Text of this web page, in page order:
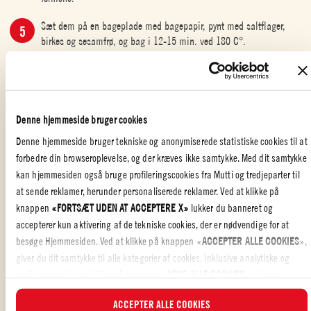
Denne hjemmeside bruger cookies
Denne hjemmeside bruger tekniske og anonymiserede statistiske cookies til at
forbedre din browseroplevelse, og der kræves ikke samtykke. Med dit samtykke
kan hjemmesiden også bruge profileringscookies fra Mutti og tredjeparter til
at sende reklamer, herunder personaliserede reklamer. Ved at klikke på
knappen «FORTSÆT UDEN AT ACCEPTERE X» lukker du banneret og
accepterer kun aktivering af de tekniske cookies, der er nødvendige for at
besøge Hjemmesiden. Ved at klikke på knappen «ACCEPTER ALLE COOKIES»,
giver du dit samtykke til alle kategorier af cookies, inklusive analytiske og
tekniske cookies og anonymiserede statistiske cookies blive aktiveret.
ACCEPTER ALLE COOKIES
Sæt dem på en bageplade med bagepapir, pynt med saltflager,
birkes og sesamfrø, og bag i 12-15 min. ved 180 C°.
FORRET/FINGERMAD
Det er ganske nemt at lave en lækker aperitif, som alle vil nyde.
Mørdejen, som er endnu lækrere pga. parmesanen og tomatpuréen, kan
også bruges til tærtebund eller tarteletter.
Få et endnu lækrere resultat ved at variere opskriften med forskellige
inspirerede kiks.
Mørdejen skal samles hurtigt for at undgå, at smørret opvarmes ved